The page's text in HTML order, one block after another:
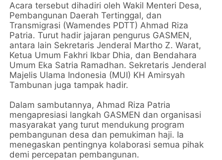
Acara tersebut dihadiri oleh Wakil Menteri Desa,
Pembangunan Daerah Tertinggal, dan
Transmigrasi (Wamendes PDTT) Ahmad Riza
Patria. Turut hadir jajaran pengurus GASMEN,
antara lain Sekretaris Jenderal Martho Z. Warat,
Ketua Umum Fakhri Ikbar Dhia, dan Bendahara
Umum Eka Satria Ramadhan. Sekretaris Jenderal
Majelis Ulama Indonesia (MUI) KH Amirsyah
Tambunan juga tampak hadir.
Dalam sambutannya, Ahmad Riza Patria
mengapresiasi langkah GASMEN dan organisasi
masyarakat yang turut mendukung program
pembangunan desa dan pemukiman haji. Ia
menegaskan pentingnya kolaborasi semua pihak
demi percepatan pembangunan.